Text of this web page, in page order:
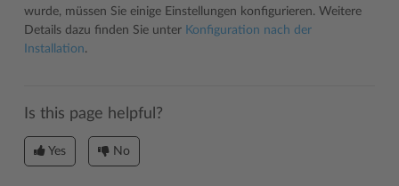
wurde, müssen Sie einige Einstellungen konfigurieren. Weitere
Details dazu finden Sie unter Konfiguration nach der
Installation.
Is this page helpful?
Yes No